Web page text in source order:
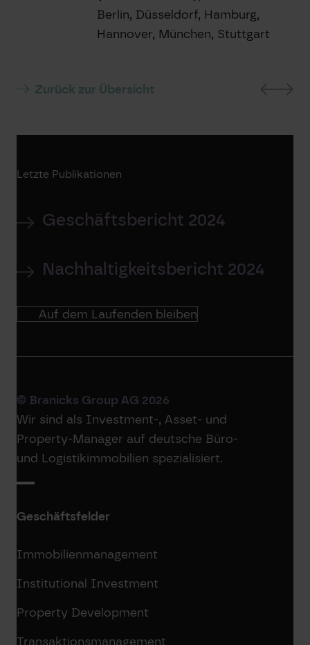
Berlin, Düsseldorf, Hamburg,
Hannover, München, Stuttgart
Zurück zur Übersicht
Letzte Publikationen
Geschäftsbericht 2024
Nachhaltigkeitsbericht 2024
Auf dem Laufenden bleiben
© Branicks Group AG 2026
Wir sind als ­Investment-, ­Asset- und
­Property-Manager auf deutsche ­Büro-
und Logistikimmobilien spezialisiert.
Geschäftsfelder
Immobilienmanagement
Institutional Investment
Property Development
Transaktionsmanagement